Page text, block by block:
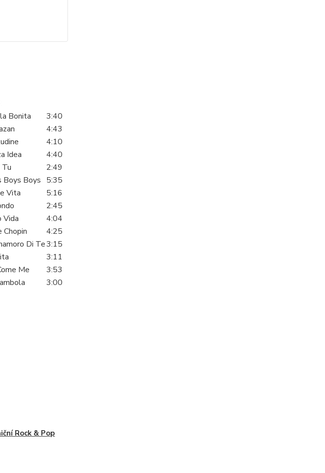
Bonita
3:40
4:43
4:10
Idea
4:40
2:49
Boys Boys 5:35
Vita
5:16
2:45
Vida
4:04
Chopin
4:25
Di Te3:15
3:11
Me
3:53
3:00
Rock & Pop